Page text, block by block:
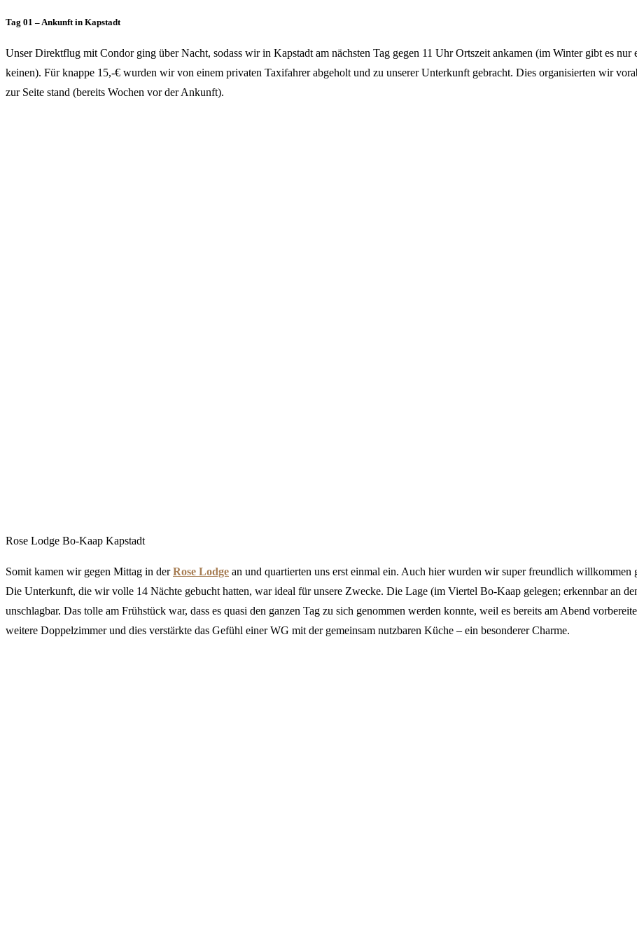
Tag 01 – Ankunft in Kapstadt
Unser Direktflug mit Condor ging über Nacht, sodass wir in Kapstadt am nächsten Tag gegen 11 Uhr Ortszeit ankamen (im Winter gibt es
keinen). Für knappe 15,-€ wurden wir von einem privaten Taxifahrer abgeholt und zu unserer Unterkunft gebracht. Dies organisierten wir
zur Seite stand (bereits Wochen vor der Ankunft).
Rose Lodge Bo-Kaap Kapstadt
Somit kamen wir gegen Mittag in derRose Lodge an und quartierten uns erst einmal ein. Auch hier wurden wir super freundlich willkommen
Die Unterkunft, die wir volle 14 Nächte gebucht hatten, war ideal für unsere Zwecke. Die Lage (im Viertel Bo-Kaap gelegen; erkennbar an
unschlagbar. Das tolle am Frühstück war, dass es quasi den ganzen Tag zu sich genommen werden konnte, weil es bereits am Abend
weitere Doppelzimmer und dies verstärkte das Gefühl einer WG mit der gemeinsam nutzbaren Küche – ein besonderer Charme.